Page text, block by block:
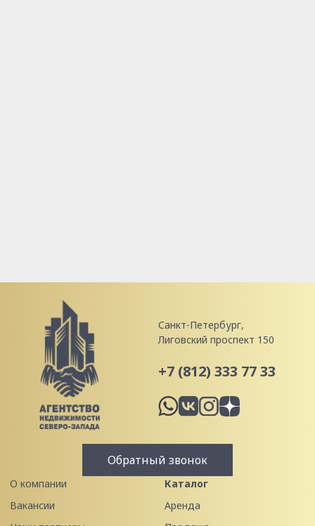
Санкт-Петербург,
Лиговский проспект 150
+7 (812) 333 77 33
Обратный звонок
О компании
Вакансии
Каталог
Аренда